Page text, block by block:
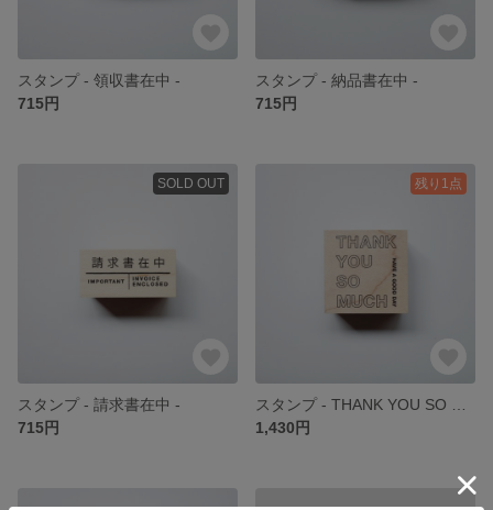
スタンプ - 領収書在中 -
715円
スタンプ - 納品書在中 -
715円
SOLD OUT
スタンプ - 請求書在中 -
715円
残り1点
1,430円